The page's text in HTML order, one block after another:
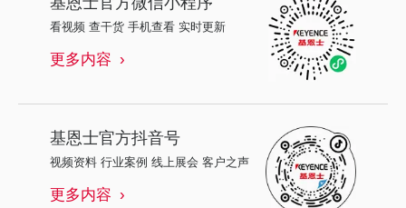
看视频 查干货 手机查看 实时更新
更多内容
基恩士官方抖音号
视频资料 行业案例 线上展会 客户之声
更多内容